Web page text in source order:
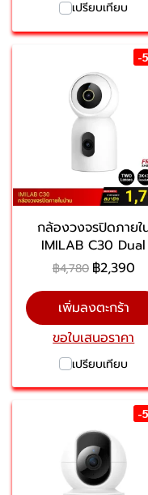
เปรียบเทียบ
-
กล้องวงจรปิดภายใ
IMILAB C30 Dual
฿4,780 ฿2,390
เพิ่มลงตะกร้า
ขอใบเสนอราคา
เปรียบเทียบ
-